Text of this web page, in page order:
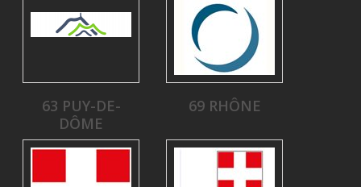
63 PUY-DE-
DÔME
69 RHÔNE